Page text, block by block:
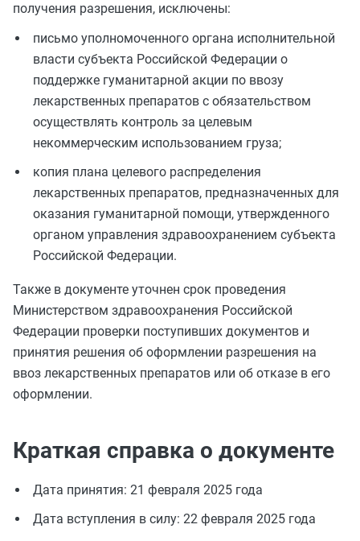
получения разрешения, исключены:
письмо уполномоченного органа исполнительной
власти субъекта Российской Федерации о
поддержке гуманитарной акции по ввозу
лекарственных препаратов с обязательством
осуществлять контроль за целевым
некоммерческим использованием груза;
копия плана целевого распределения
лекарственных препаратов, предназначенных для
оказания гуманитарной помощи, утвержденного
органом управления здравоохранением субъекта
Российской Федерации.
Также в документе уточнен срок проведения
Министерством здравоохранения Российской
Федерации проверки поступивших документов и
принятия решения об оформлении разрешения на
ввоз лекарственных препаратов или об отказе в его
оформлении.
Краткая справка о документе
Дата принятия: 21 февраля 2025 года
Дата вступления в силу: 22 февраля 2025 года